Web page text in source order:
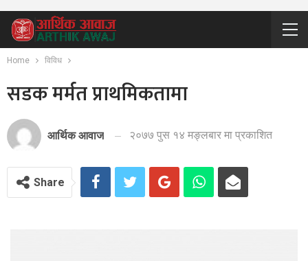
Home विविध
सडक मर्मत प्राथमिकतामा
आर्थिक आवाज २०७७ पुस १४ मङ्लबार मा प्रकाशित
Share